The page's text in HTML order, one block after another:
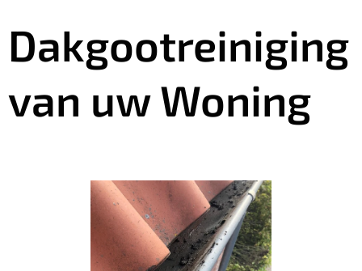
Dakgootreiniging
van uw Woning